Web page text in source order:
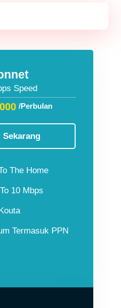
Speed
/Perbulan
Sekarang
The Home
10 Mbps
Termasuk PPN